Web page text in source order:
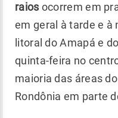
raios ocorrem em
em geral à tarde e à
litoral do Amapá e
quinta-feira no
maioria das áreas
Rondônia em parte